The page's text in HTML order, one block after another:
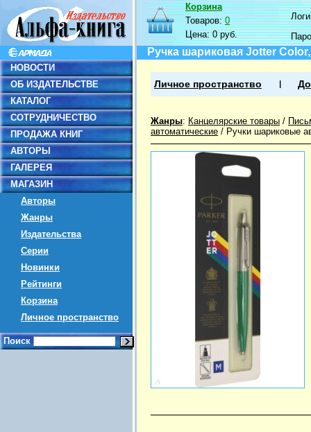
НОВОСТИ
ОБ ИЗДАТЕЛЬСТВЕ
КАТАЛОГ
СОТРУДНИЧЕСТВО
ПРОДАЖА КНИГ
АВТОРЫ
ГАЛЕРЕЯ
МАГАЗИН
Авторы
Жанры
Издательства
Серии
Новинки
Рейтинги
Корзина
Личное пространство
Поиск
Корзина
Товаров:0
Цена:0 руб.
Ручка шариковая Jotter
Личное пространство
Жанры: Канцелярские товары /
автоматические / Ручки шариковые